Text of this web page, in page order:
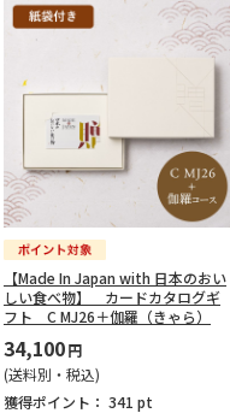
【Made In Japan with 日本のおい
しい食べ物】 カードカタログギ
フト C MJ26＋伽羅（きゃら）
34,100円
(送料別・税込)
獲得ポイント： 341 pt